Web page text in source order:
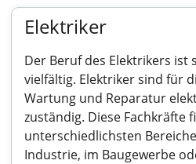
Elektriker
Der Beruf des Elektrikers ist
vielfältig. Elektriker sind für
Wartung und Reparatur
zuständig. Diese Fachkräfte
unterschiedlichsten
Industrie, im Baugewerbe